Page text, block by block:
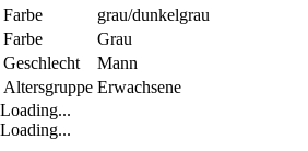
Farbe
grau/dunkelgrau
Farbe
Grau
Geschlecht
Mann
Altersgruppe Erwachsene
Loading...
Loading...